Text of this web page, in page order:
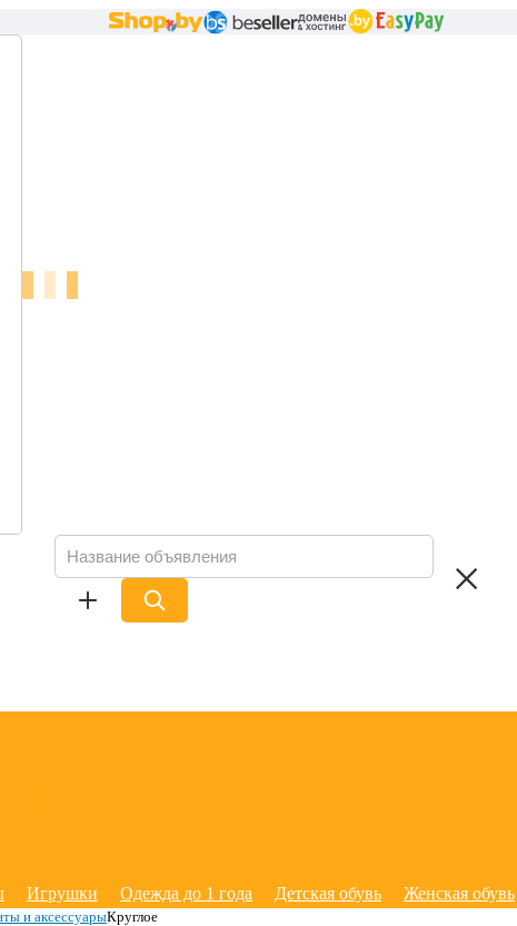
Игрушки Одежда до 1 года Детская обувь Женская обувь
и аксессуарыКруглое